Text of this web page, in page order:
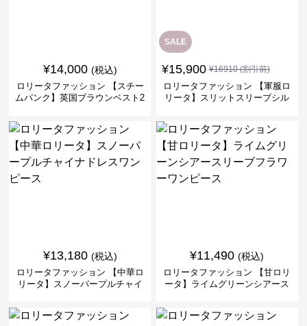
¥14,000 (税込)
ロリータファッション 【スチー
ムパンク】英国ブラウンベスト2
SALE
¥15,900 ¥16910(割引前)
ロリータファッション 【軍服ロ
リータ】スリットスリーブシル
¥13,180 (税込)
ロリータファッション 【中華ロ
リータ】スノーパープルチャイ
¥11,490 (税込)
ロリータファッション 【甘ロリ
ータ】ライムグリーンシアース